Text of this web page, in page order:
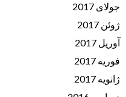
جولای 2017
ژوئن 2017
آوریل 2017
فوریه 2017
ژانویه 2017